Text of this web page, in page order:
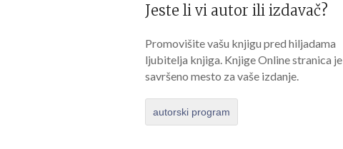
Jeste li vi autor ili izdavač?
Promovišite vašu knjigu pred hiljadama
ljubitelja knjiga. Knjige Online stranica je
savršeno mesto za vaše izdanje.
autorski program